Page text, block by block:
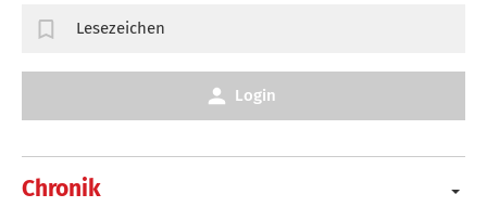
Chronik
Lesezeichen
Login